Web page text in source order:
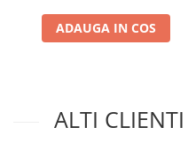
ADAUGA IN COS
ALTI